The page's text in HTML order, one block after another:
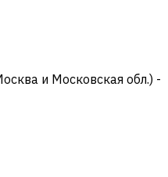
и Московская обл.) -